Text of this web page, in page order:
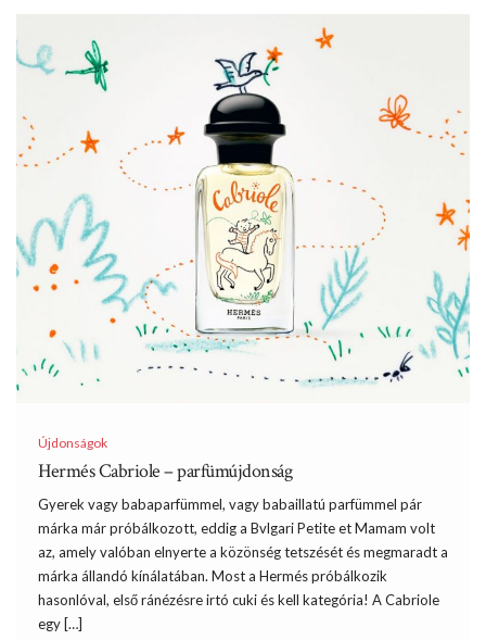
Újdonságok
Hermés Cabriole – parfümújdonság
Gyerek vagy babaparfümmel, vagy babaillatú parfümmel pár
márka már próbálkozott, eddig a Bvlgari Petite et Mamam volt
az, amely valóban elnyerte a közönség tetszését és megmaradt a
márka állandó kínálatában. Most a Hermés próbálkozik
hasonlóval, első ránézésre irtó cuki és kell kategória! A Cabriole
egy […]